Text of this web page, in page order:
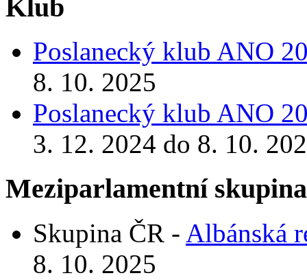
Klub
Poslanecký klub ANO
8. 10. 2025
Poslanecký klub ANO
3. 12. 2024 do 8. 10.
Meziparlamentní
Skupina ČR - Albánská
8. 10. 2025